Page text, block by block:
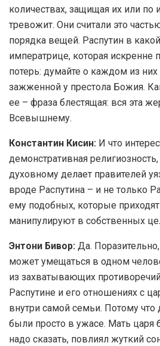
количествах, защищая их или по
тревожит. Они считали это
порядка вещей. Распутин в
императрице, которая искренне
потерь: думайте о каждом из них
зажженной у престола Божия.
ее – фраза блестящая: вся эта
Всевышнему.
Константин Кисин: И что
демонстративная
духовному делает правителей
вроде Распутина – и не только
ему подобных, которые
манипулируют в собственных
Энтони Бивор: Да.
может умещаться в одном
из захватывающих
Распутине и его отношениях с
внутри самой семьи. Потому что
были просто в ужасе. Мать царя
надо сказать, повлиял жуткий